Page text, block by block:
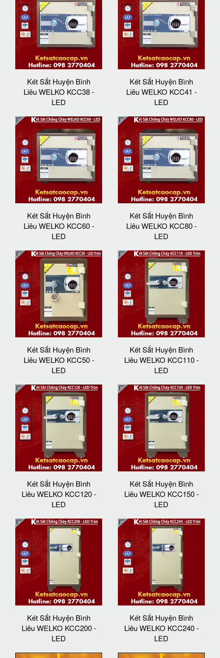
Két Sắt Huyện Bình
Liêu WELKO KCC38 -
LED
Két Sắt Huyện Bình
Liêu WELKO KCC41 -
LED
Két Sắt Huyện Bình
Liêu WELKO KCC60 -
LED
Két Sắt Huyện Bình
Liêu WELKO KCC80 -
LED
Két Sắt Huyện Bình
Liêu WELKO KCC50 -
LED
Két Sắt Huyện Bình
Liêu WELKO KCC110 -
LED
Két Sắt Huyện Bình
Liêu WELKO KCC120 -
LED
Két Sắt Huyện Bình
Liêu WELKO KCC150 -
LED
Két Sắt Huyện Bình
Liêu WELKO KCC200 -
LED
Két Sắt Huyện Bình
Liêu WELKO KCC240 -
LED